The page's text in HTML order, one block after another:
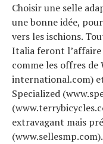
Choisir une selle
une bonne idée,
vers les ischions.
Italia feront l’affaire
comme les offres
international.com)
Specialized
extravagant mais
(www.sellesmp.com).